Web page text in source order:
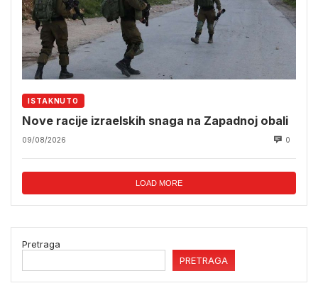
ISTAKNUTO
Nove racije izraelskih snaga na Zapadnoj obali
09/08/2026 0
LOAD MORE
Pretraga
PRETRAGA